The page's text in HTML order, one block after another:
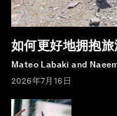
如何更好地拥抱
Mateo Labaki and
2026年7月16日